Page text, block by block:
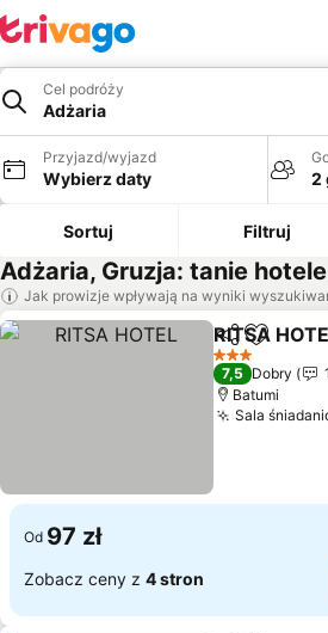
Cel podróży
Adżaria
Przyjazd/wyjazd
Wybierz daty 2
Sortuj Filtruj
Adżaria, Gruzja: tanie hotele
Jak prowizje wpływają na wyniki
Udostępnij
Dodaj
RITSA
3 Kategoria
7,5 Dobry
Batumi
Sala
Od 97 zł
Zobacz ceny z 4 stron